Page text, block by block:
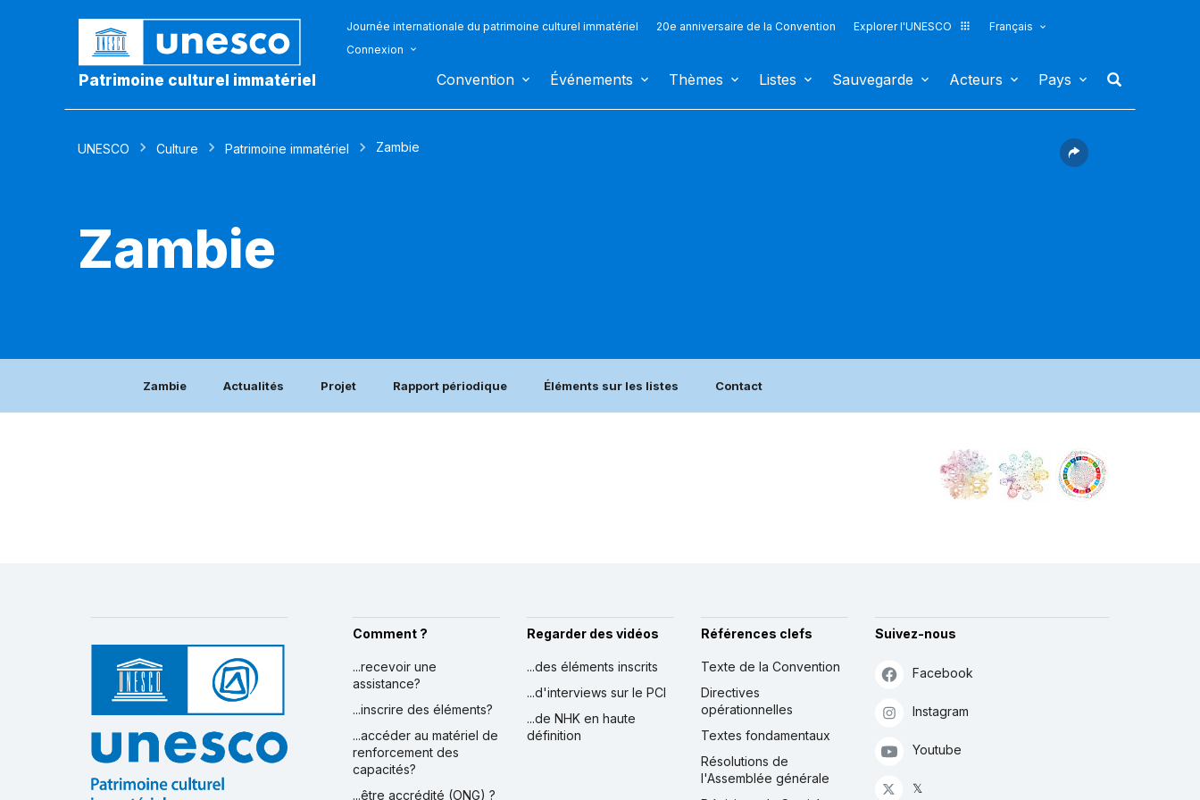
Patrimoine culturel immatériel
Journée internationale du patrimoine culturel immatériel 20e anniversaire de la Convention Explorer l'UNESCO
Français
Connexion
Convention Événements Thèmes Listes Sauvegarde Acteurs Pays
UNESCO Culture Patrimoine immatériel Zambie
Zambie
Zambie Actualités Projet Rapport périodique Éléments sur les listes Contact
Comment ?
...recevoir une
assistance?
...inscrire des éléments?
...accéder au matériel de
renforcement des
capacités?
...être accrédité (ONG) ?
Regarder des vidéos
...des éléments inscrits
...d'interviews sur le PCI
...de NHK en haute
définition
Références clefs
Texte de la Convention
Directives
opérationnelles
Textes fondamentaux
Résolutions de
l'Assemblée générale
Suivez-nous
Facebook
Instagram
Youtube
𝕏